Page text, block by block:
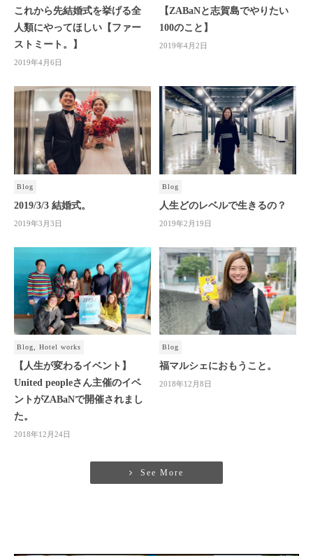
これから先結婚式を挙げる全
人類にやってほしい【ファー
ストミート。】
2019年4月6日
【ZABaNと志賀島でやりたい
100のこと 】
2019年4月2日
Blog
2019/3/3 結婚式。
2019年3月3日
Blog
人生どのレベルで生きるの？
2019年2月19日
Blog, Hotel works
【人生が変わるイベント】
United peopleさん主催のイベ
ントがZABaNで開催されまし
た。
2018年12月24日
Blog
福マルシェにおもうこと。
2018年12月8日
See More